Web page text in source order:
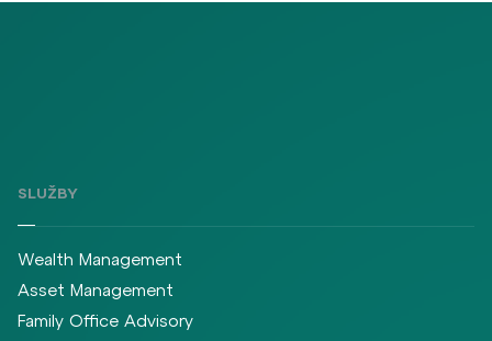
SLUŽBY
Wealth Management
Asset Management
Family Office Advisory